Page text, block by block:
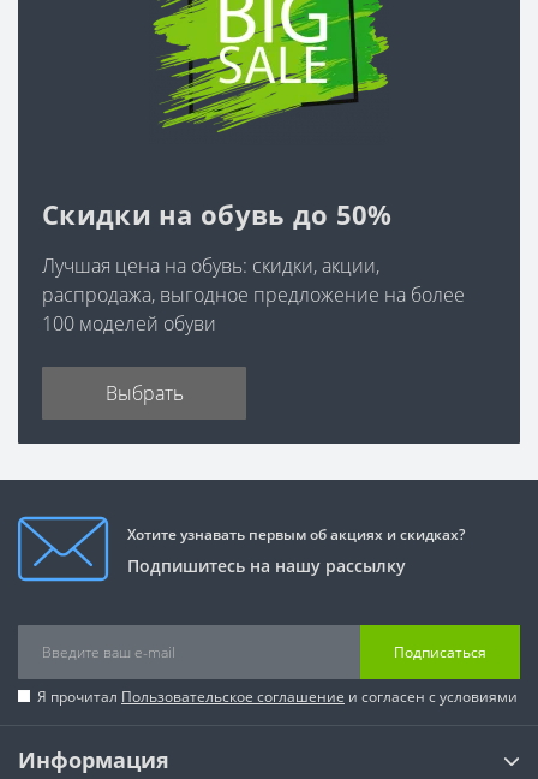
Скидки на обувь до 50%
Лучшая цена на обувь: скидки, акции,
распродажа, выгодное предложение на более
100 моделей обуви
Выбрать
Хотите узнавать первым об акциях и скидках?
Подпишитесь на нашу рассылку
Подписаться
Я прочитал Пользовательское соглашение и согласен с условиями
Информация